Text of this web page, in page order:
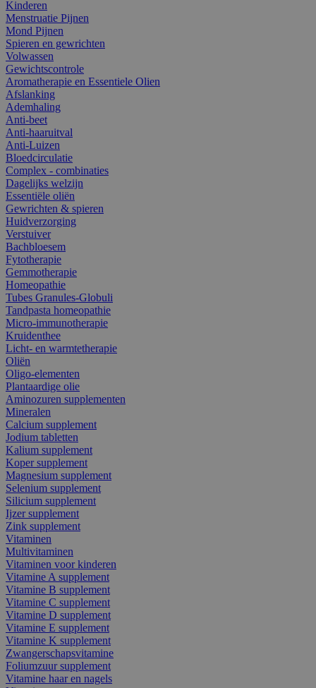
Kinderen
Menstruatie Pijnen
Mond Pijnen
Spieren en gewrichten
Volwassen
Gewichtscontrole
Aromatherapie en Essentiele Olien
Afslanking
Ademhaling
Anti-beet
Anti-haaruitval
Anti-Luizen
Bloedcirculatie
Complex - combinaties
Dagelijks welzijn
Essentiële oliën
Gewrichten & spieren
Huidverzorging
Verstuiver
Bachbloesem
Fytotherapie
Gemmotherapie
Homeopathie
Tubes Granules-Globuli
Tandpasta homeopathie
Micro-immunotherapie
Kruidenthee
Licht- en warmtetherapie
Oliën
Oligo-elementen
Plantaardige olie
Aminozuren supplementen
Mineralen
Calcium supplement
Jodium tabletten
Kalium supplement
Koper supplement
Magnesium supplement
Selenium supplement
Silicium supplement
Ijzer supplement
Zink supplement
Vitaminen
Multivitaminen
Vitaminen voor kinderen
Vitamine A supplement
Vitamine B supplement
Vitamine C supplement
Vitamine D supplement
Vitamine E supplement
Vitamine K supplement
Zwangerschapsvitamine
Foliumzuur supplement
Vitamine haar en nagels